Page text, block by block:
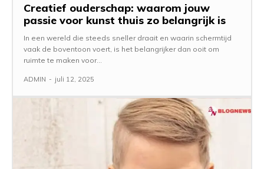
Creatief ouderschap: waarom jouw
passie voor kunst thuis zo belangrijk is
In een wereld die steeds sneller draait en waarin schermtijd
vaak de boventoon voert, is het belangrijker dan ooit om
ruimte te maken voor...
ADMIN - juli 12, 2025